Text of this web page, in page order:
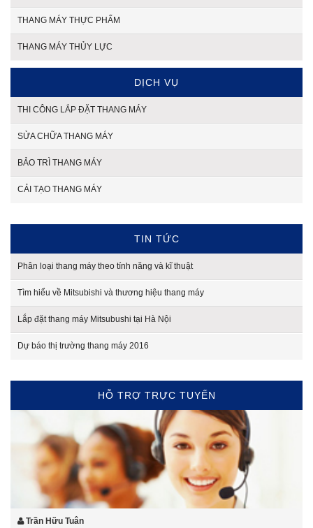
THANG MÁY THỰC PHẨM
THANG MÁY THỦY LỰC
DỊCH VỤ
THI CÔNG LẮP ĐẶT THANG MÁY
SỬA CHỮA THANG MÁY
BẢO TRÌ THANG MÁY
CẢI TẠO THANG MÁY
TIN TỨC
Phân loại thang máy theo tính năng và kĩ thuật
Tìm hiểu về Mitsubishi và thương hiệu thang máy
Lắp đặt thang máy Mitsubushi tại Hà Nội
Dự báo thị trường thang máy 2016
HỖ TRỢ TRỰC TUYẾN
Trần Hữu Tuân